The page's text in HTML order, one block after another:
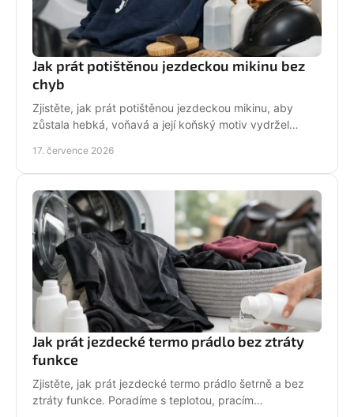
Jak prát potištěnou jezdeckou mikinu bez
chyb
Zjistěte, jak prát potištěnou jezdeckou mikinu, aby
zůstala hebká, voňavá a její koňský motiv vydržel
17. července 2026
Jak prát jezdecké termo prádlo bez ztráty
funkce
Zjistěte, jak prát jezdecké termo prádlo šetrně a bez
ztráty funkce. Poradíme s teplotou, pracím